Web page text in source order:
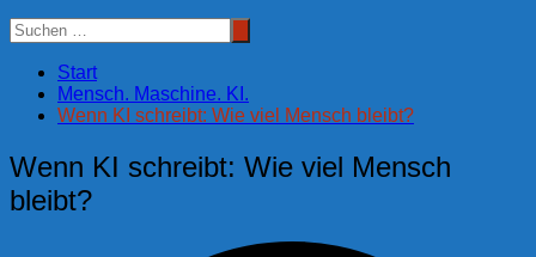
Start
Mensch. Maschine. KI.
Wenn KI schreibt: Wie viel Mensch bleibt?
Wenn KI schreibt: Wie viel Mensch
bleibt?